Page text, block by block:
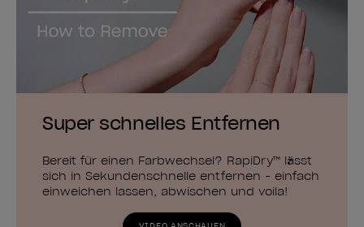
Super schnelles Entfernen
Bereit für einen Farbwechsel? RapiDry™ lässt
sich in Sekundenschnelle entfernen - einfach
einweichen lassen, abwischen und voila!